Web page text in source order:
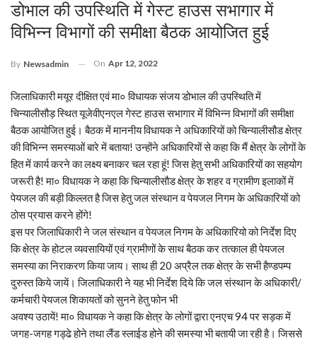
डोभाल की उपस्थिति में गेस्ट हाउस सभागार में
विभिन्न विभागों की समीक्षा बैठक आयोजित हुई
By Newsadmin On Apr 12, 2022
जिलाधिकारी मयूर दीक्षित एवं मा० विधायक संजय डोभाल की उपस्थिति में
चिन्यालीसौड़ स्थित यूजेवीएनएल गेस्ट हाउस सभागार में विभिन्न विभागों की समीक्षा
बैठक आयोजित हुई। बैठक में माननीय विधायक ने अधिकारियों को चिन्यालीसौड क्षेत्र
की विभिन्न समस्याओं बारे में बताया! उन्होंने अधिकारियों से कहा कि मैं क्षेत्र के लोगों के
हित में कार्य करने का लक्ष्य बनाकर चल रहा हूं! जिस हेतु सभी अधिकारियों का सहयोग
जरूरी है! मा० विधायक ने कहा कि चिन्यालीसौड क्षेत्र के शहर व ग्रामीण इलाकों में
पेयजल की बड़ी किल्लत है जिस हेतु जल संस्थान व पेयजल निगम के अधिकारियों को
ठोस प्रयास करने होंगे!
इस पर जिलाधिकारी ने जल संस्थान व पेयजल निगम के अधिकारियो को निर्देश दिए
कि क्षेत्र के होटल व्यवसायियों एवं ग्रामीणों के साथ बैठक कर तत्काल ही पेयजल
समस्या का निराकरण किया जाय। साथ ही 20 अप्रैल तक क्षेत्र के सभी हैण्डपम्प
दुरुस्त किये जायें। जिलाधिकारी ने यह भी निर्देश दिये कि जल संस्थान के अधिकारी/
कर्मचारी पेयजल शिकायतों को सुनने हेतु फोन भी
अवश्य उठायें! मा० विधायक ने कहा कि क्षेत्र के लोगों द्वारा एनएच 94 पर सड़क में
जगह-जगह गड्ढे होने तथा लैंड स्लाईड होने की समस्या भी बतायी जा रही है। जिससे